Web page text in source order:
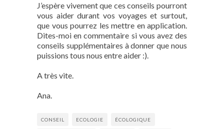
J’espère vivement que ces conseils pourront
vous aider durant vos voyages et surtout,
que vous pourrez les mettre en application.
Dites-moi en commentaire si vous avez des
conseils supplémentaires à donner que nous
puissions tous nous entre aider :).
A très vite.
Ana.
CONSEIL ECOLOGIE ÉCOLOGIQUE